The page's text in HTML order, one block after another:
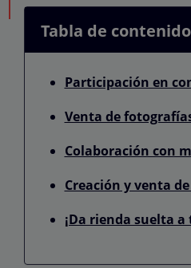
Tabla de
Participación en
Venta de
Colaboración con
Creación y venta
¡Da rienda suelta